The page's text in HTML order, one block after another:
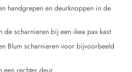
handgrepen en deurknoppen in de
de scharnieren bij een ikea pax kast
Blum scharnieren voor bijvoorbeeld
een rechter deur